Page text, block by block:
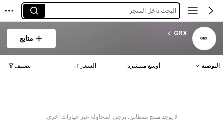
البحث داخل المتجر
GRX
متابع
التوصية أوسع منتشرة السعر تصنيف
لا يوجد منتج متطابق. يرجى المحاولة عبر خيارات أخرى.